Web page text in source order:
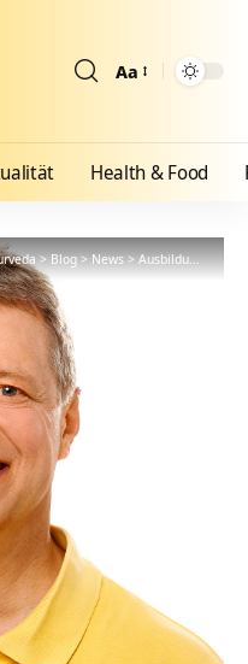
Aa
Health & Food
>Blog>News>Ausbildungen >